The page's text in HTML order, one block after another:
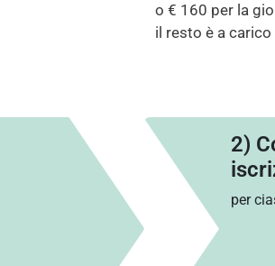
o € 160 per la
il resto è a
2)
per